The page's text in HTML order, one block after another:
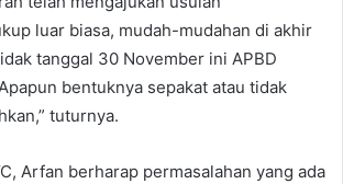
luar biasa, mudah-mudahan di akhir
tanggal 30 November ini APBD
bentuknya sepakat atau tidak
tuturnya.
Arfan berharap permasalahan yang ada